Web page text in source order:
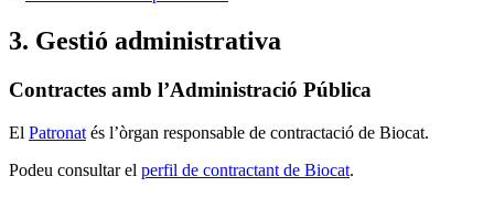
3. Gestió administrativa
Contractes amb l’Administració Pública
El Patronat és l’òrgan responsable de contractació de Biocat.
Podeu consultar el perfil de contractant de Biocat.